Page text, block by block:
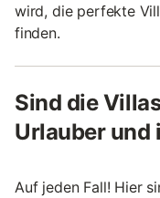
wird, die perfekte
finden.
Sind die
Urlauber und
Auf jeden Fall! Hier